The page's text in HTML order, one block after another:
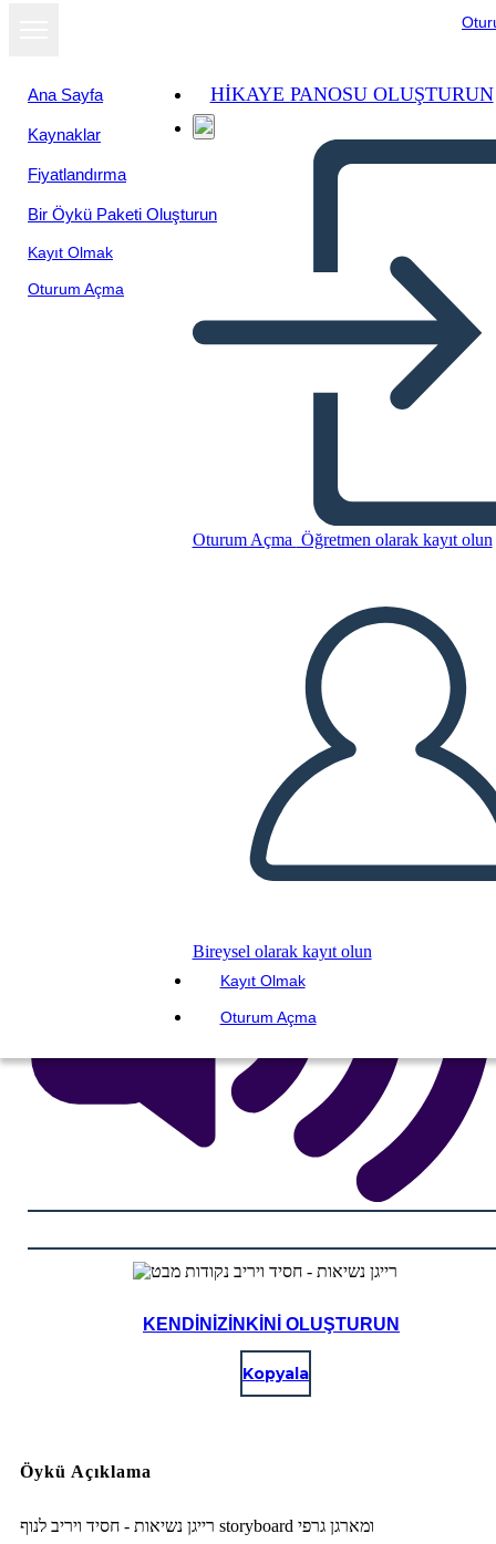
Ana Sayfa
Kaynaklar
Fiyatlandırma
Bir Öykü Paketi Oluşturun
Kayıt Olmak
Oturum Açma
HIKAYE PANOSU OLUŞTURUN
Oturum Açma Öğretmen olarak kayıt olun
Bireysel olarak kayıt olun
Kayıt Olmak
Oturum Açma
רייגן נשיאות - חסיד ויריב נקודות
מבט
Bu Öykü Panosunu kopyala
BİR HİKAYE PANOSU OLUŞTUR
SLAYT GÖSTERİSİNİ OYNAT
BENİ OKU
KENDINIZINKINI OLUŞTURUN
Kopyala
Öykü Açıklama
רייגן נשיאות - חסיד ויריב לנוף storyboard ומארגן גרפי